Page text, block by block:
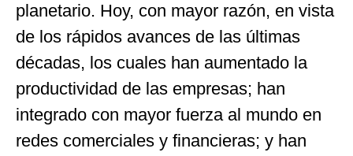
planetario. Hoy, con mayor razón, en vista
de los rápidos avances de las últimas
décadas, los cuales han aumentado la
productividad de las empresas; han
integrado con mayor fuerza al mundo en
redes comerciales y financieras; y han